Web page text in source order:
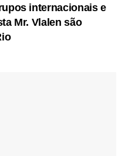
internacionais e
Mr. Vlalen são